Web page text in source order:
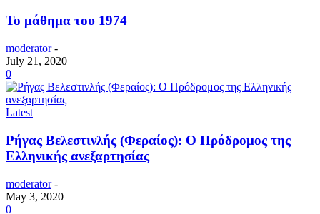
Το μάθημα του 1974
moderator -
July 21, 2020
0
Latest
Ρήγας Βελεστινλής (Φεραίος): O Πρόδρομος της
Ελληνικής ανεξαρτησίας
moderator -
May 3, 2020
0